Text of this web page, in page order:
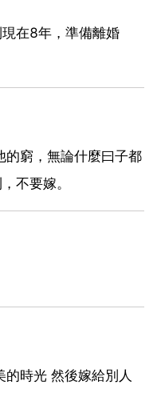
在8年，準備離婚
的窮，無論什麼曰子都
不要嫁。
時光 然後嫁給別人